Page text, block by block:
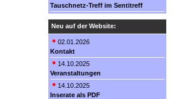
Tauschnetz-Treff im Sentitreff
Neu auf der Website:
02.01.2026
Kontakt
14.10.2025
Veranstaltungen
14.10.2025
Inserate als PDF